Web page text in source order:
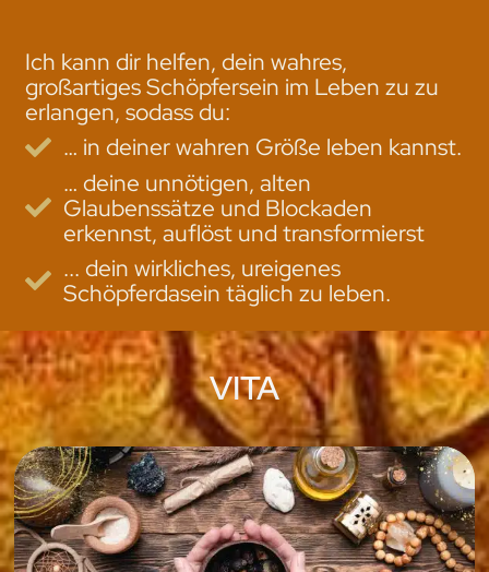
Ich kann dir helfen, dein wahres,
großartiges Schöpfersein im Leben zu zu
erlangen, sodass du:
… in deiner wahren Größe leben kannst.
… deine unnötigen, alten
Glaubenssätze und Blockaden
erkennst, auflöst und transformierst
... dein wirkliches, ureigenes
Schöpferdasein täglich zu leben.
VITA